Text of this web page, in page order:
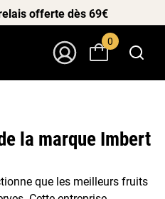
offerte dès 69€
0
la marque Imbert
que les meilleurs fruits